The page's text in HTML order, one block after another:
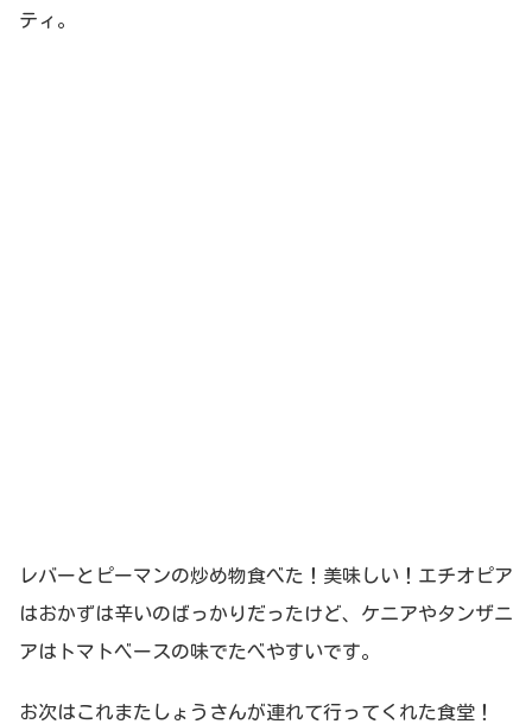
ティ。
レバーとピーマンの炒め物食べた！美味しい！エチオピア
はおかずは辛いのばっかりだったけど、ケニアやタンザニ
アはトマトベースの味でたべやすいです。
お次はこれまたしょうさんが連れて行ってくれた食堂！